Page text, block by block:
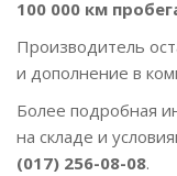
100 000 км
Производитель
и дополнение в
Более подробная
на складе и
(017) 256-08-08.